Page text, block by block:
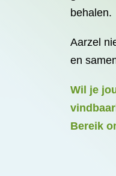
behalen.
Aarzel
en
Wil je
Bereik